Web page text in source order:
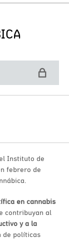
Instituto de
febrero de
en cannabis
contribuyan al
y a la
de políticas